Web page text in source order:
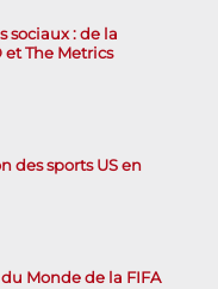
sociaux : de la
et The Metrics
des sports US en
du Monde de la FIFA